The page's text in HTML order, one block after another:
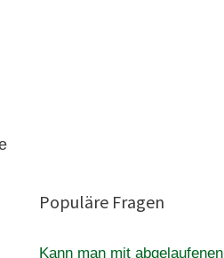
Populäre Fragen
Kann man mit abgelaufenen